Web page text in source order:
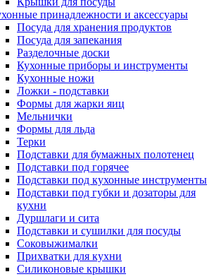
принадлежности и аксессуары
Посуда для хранения продуктов
Посуда для запекания
Разделочные доски
Кухонные приборы и инструменты
Кухонные ножи
Ложки - подставки
Формы для жарки яиц
Мельнички
Формы для льда
Терки
Подставки для бумажных полотенец
Подставки под горячее
Подставки под кухонные инструменты
Подставки под губки и дозаторы для
кухни
Дуршлаги и сита
Подставки и сушилки для посуды
Соковыжималки
Прихватки для кухни
Силиконовые крышки